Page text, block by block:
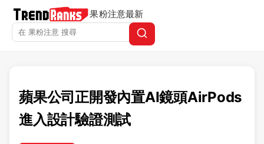
果粉注意最新
蘋果公司正開發內置AI鏡頭AirPods
進入設計驗證測試